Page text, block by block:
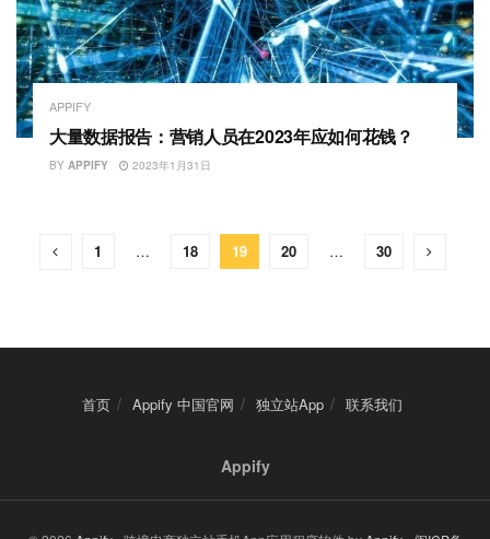
APPIFY
大量数据报告：营销人员在2023年应如何花钱？
BY APPIFY 2023年1月31日
1 … 18 19 20 … 30
首页 Appify 中国官网 独立站App 联系我们
Appify